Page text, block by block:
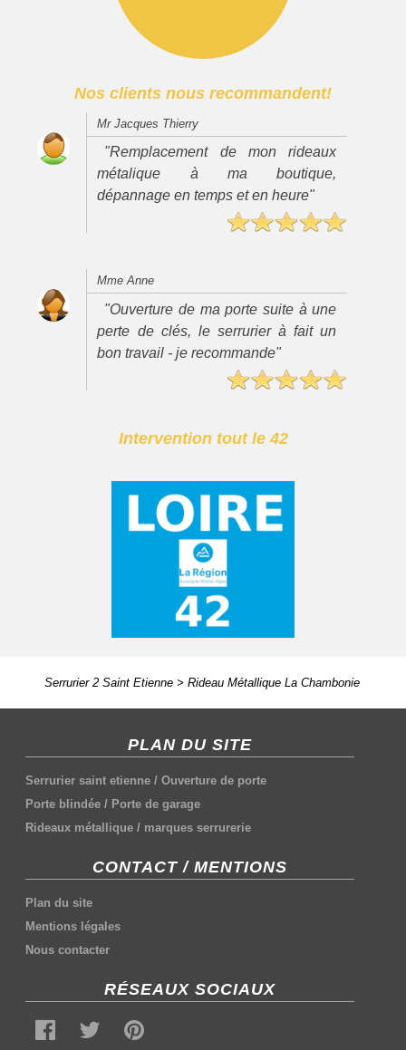
Nos clients nous recommandent!
Mr Jacques Thierry
"Remplacement de mon rideaux
métalique à ma boutique,
dépannage en temps et en heure"
Mme Anne
"Ouverture de ma porte suite à une
perte de clés, le serrurier à fait un
bon travail - je recommande"
Intervention tout le 42
Serrurier 2 Saint Etienne> Rideau Métallique La Chambonie
PLAN DU SITE
Serrurier saint etienne /Ouverture de porte
Porte blindée / Porte de garage
Rideaux métallique / marques serrurerie
CONTACT / MENTIONS
Plan du site
Mentions légales
Nous contacter
RÉSEAUX SOCIAUX